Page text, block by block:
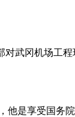
武冈机场工
是享受国